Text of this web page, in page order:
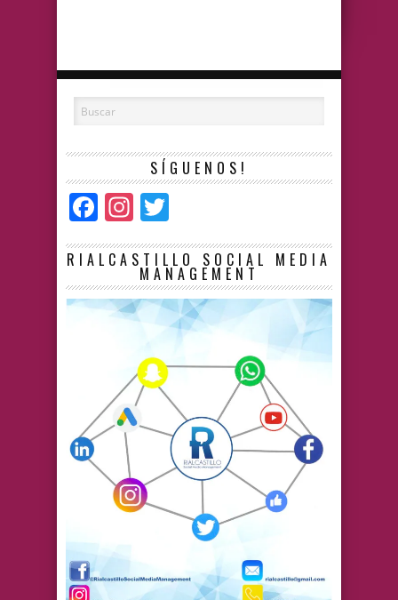
SÍGUENOS!
Facebook
Instagram
RIALCASTILLO SOCIAL MEDIA
MANAGEMENT